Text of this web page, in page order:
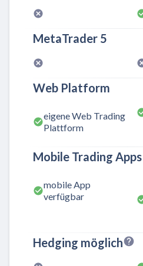
MetaTrader 5
Web Platform
eigene Web Trading
Plattform
Mobile Trading Apps
mobile App
verfügbar
Hedging möglich